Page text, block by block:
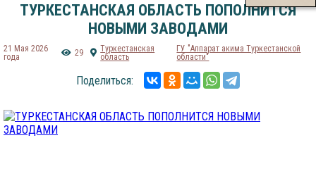
ТУРКЕСТАНСКАЯ ОБЛАСТЬ ПОПОЛНИТСЯ
НОВЫМИ ЗАВОДАМИ
21 Мая 2026
года
29
Туркестанская
область
ГУ "Аппарат акима Туркестанской
области"
Поделиться: